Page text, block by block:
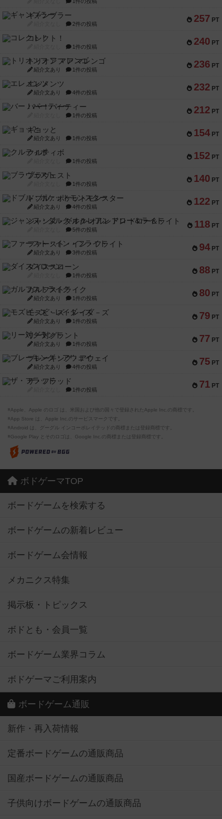
257 PT
ギャンブラー
2件の投稿
240 PT
コレクト！
1件の投稿
236 PT
トリオンフ ア マレンゴ
紹介文あり 1件の投稿
232 PT
エレメンツ
紹介文あり 4件の投稿
212 PT
バー！パーティー
1件の投稿
154 PT
ギョッと
紹介文あり 1件の投稿
152 PT
クルティボ
1件の投稿
140 PT
ブラヴェスト
1件の投稿
122 PT
ドブル：ポケットモンスター
紹介文あり 4件の投稿
118 PT
ジャンヌ・ダルク-オルレアン ドロー＆ライト
5件の投稿
94 PT
ファースト・イン・フライト
紹介文あり 3件の投稿
88 PT
ダイススローン
1件の投稿
80 PT
ガルフストライク
紹介文あり 1件の投稿
79 PT
モズビ－ズ・レイダ－ズ
紹介文あり 1件の投稿
77 PT
リー対グラント
紹介文あり 1件の投稿
75 PT
ブレーキング・アウェイ
紹介文あり 4件の投稿
71 PT
ザ・フラッド
1件の投稿
※Apple、Apple のロゴ は、米国および他の国々で登録されたApple Inc.の商標です。
※App Store は、Apple Inc.のサービスマークです。
※Android は、グーグル インコーポレイテッドの商標または登録商標です。
※Google Play とそのロゴは、Google Inc.の商標または登録商標です。
ボドゲーマTOP
ボードゲームを検索する
ボードゲームの新着レビュー
ボードゲーム会情報
メカニクス特集
掲示板・トピックス
ボドとも・会員一覧
ボードゲーム業界コラム
ボドゲーマご利用案内
ボードゲーム通販
新作・再入荷情報
定番ボードゲームの通販商品
国産ボードゲームの通販商品
子供向けボードゲームの通販商品